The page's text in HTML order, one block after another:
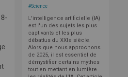
#Science
L'intelligence artificielle (IA)
est l'un des sujets les plus
captivants et les plus
débattus du XXIe siècle.
Alors que nous approchons
de 2025, il est essentiel de
démystifier certains mythes
tout en mettant en lumière